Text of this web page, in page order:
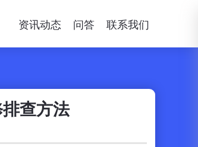
资讯动态 问答 联系我们
查方法